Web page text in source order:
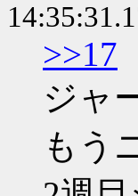
>>17
ジャ
もう